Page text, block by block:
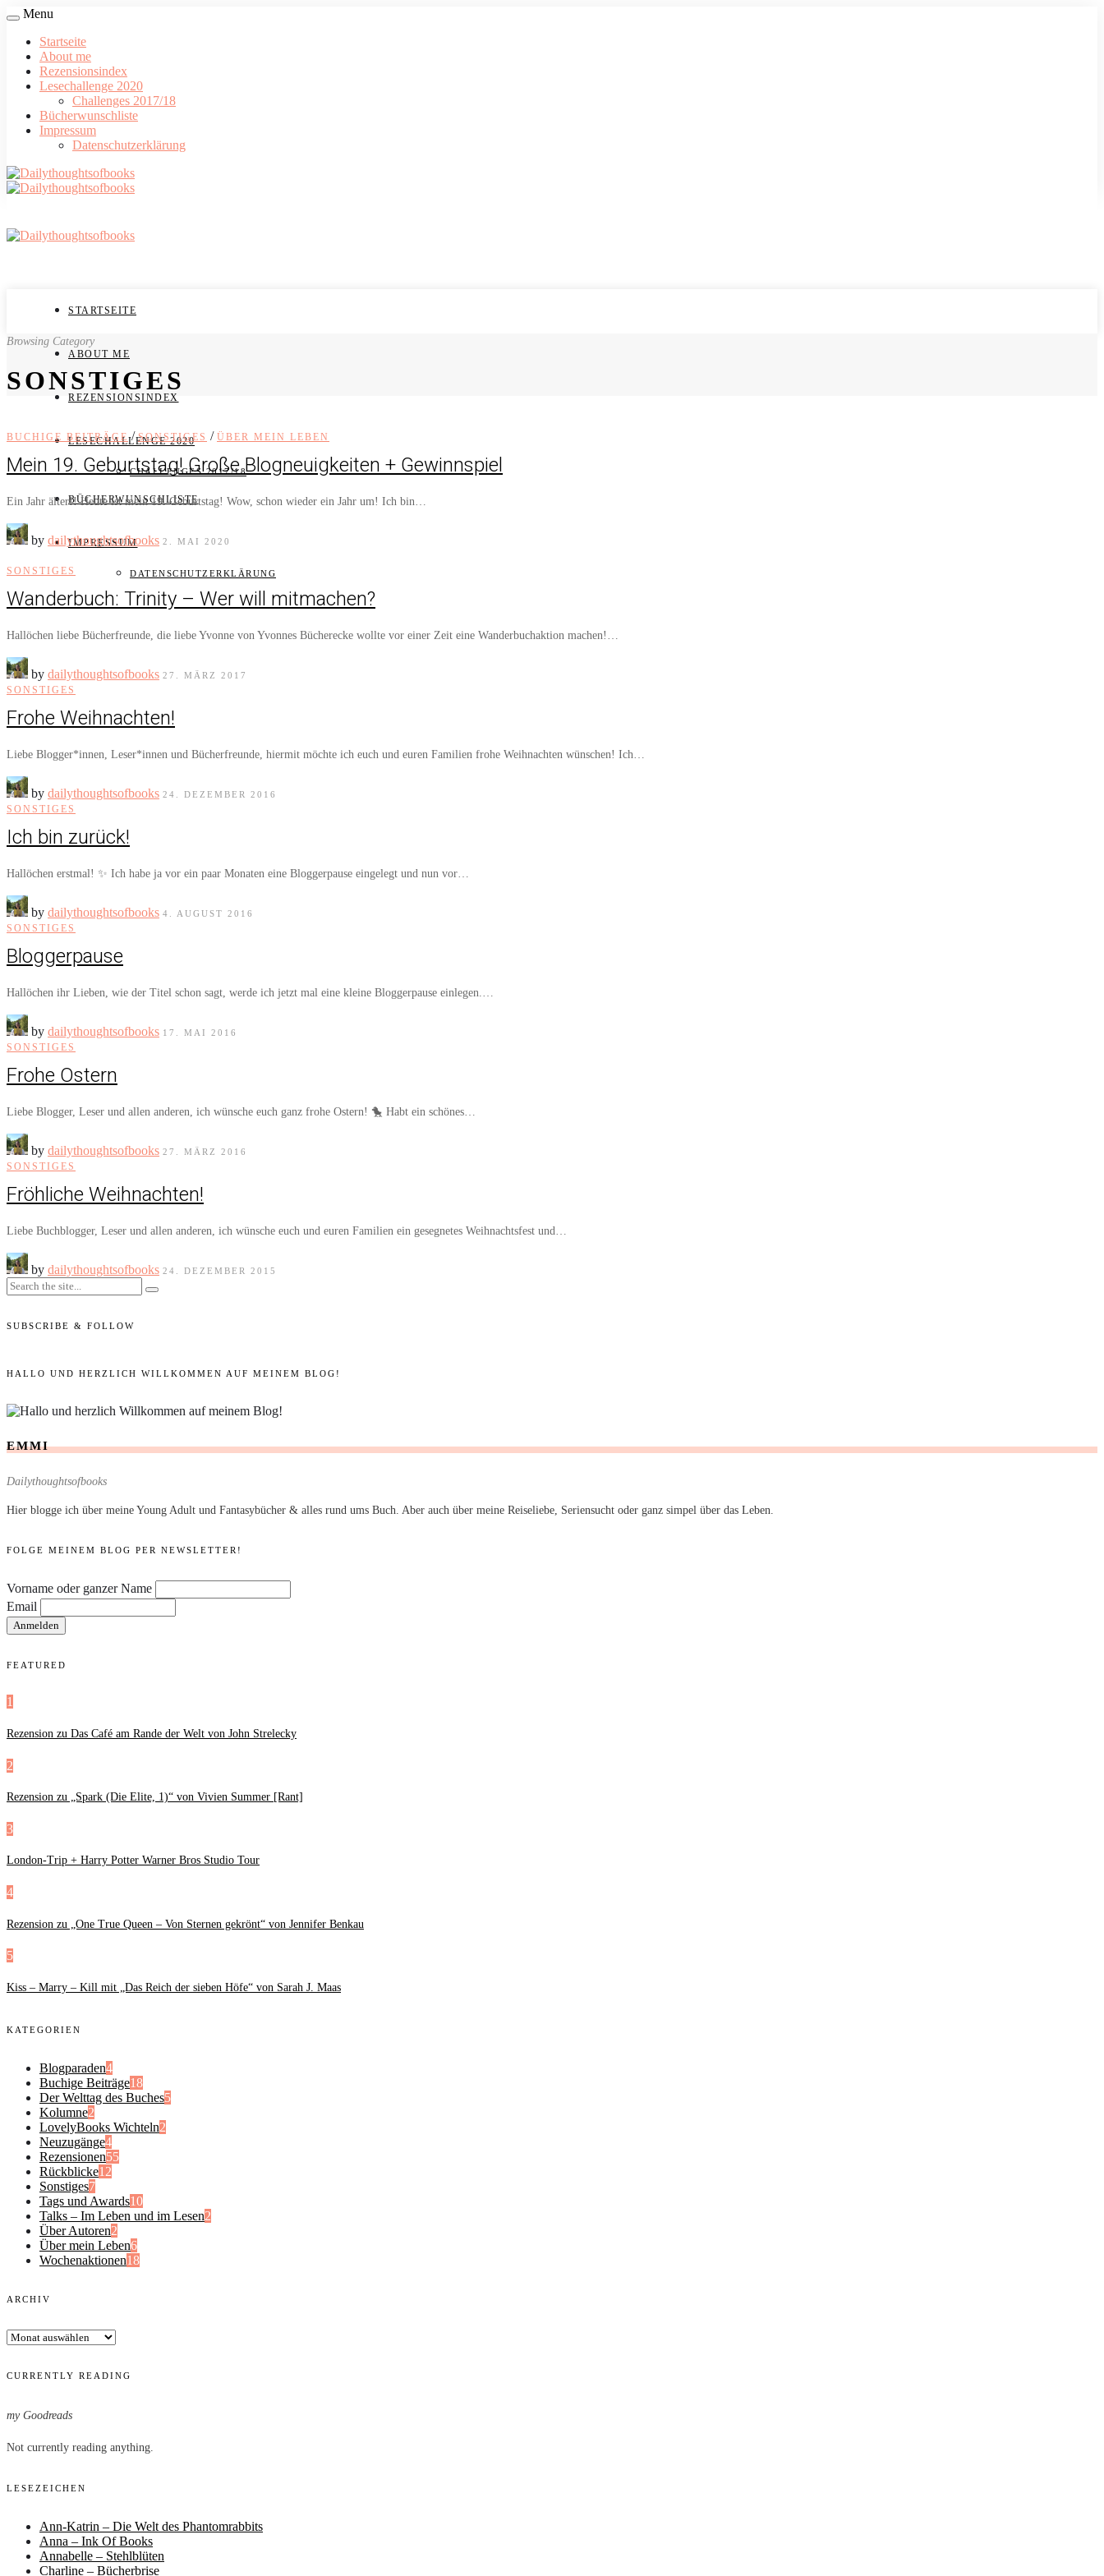
Menu
Startseite
About me
Rezensionsindex
Lesechallenge 2020
Challenges 2017/18
Bücherwunschliste
Impressum
Datenschutzerklärung
STARTSEITE
ABOUT ME
REZENSIONSINDEX
LESECHALLENGE 2020
CHALLENGES 2017/18
BÜCHERWUNSCHLISTE
IMPRESSUM
DATENSCHUTZERKLÄRUNG
Browsing Category
SONSTIGES
BUCHIGE BEITRÄGE / SONSTIGES / ÜBER MEIN LEBEN
Mein 19. Geburtstag! Große Blogneuigkeiten + Gewinnspiel
Ein Jahr älter!! Heute ist mein 19. Geburtstag! Wow, schon wieder ein Jahr um! Ich bin…
by dailythoughtsofbooks 2. MAI 2020
SONSTIGES
Wanderbuch: Trinity – Wer will mitmachen?
Hallöchen liebe Bücherfreunde, die liebe Yvonne von Yvonnes Bücherecke wollte vor einer Zeit eine Wanderbuchaktion machen!…
by dailythoughtsofbooks 27. MÄRZ 2017
SONSTIGES
Frohe Weihnachten!
Liebe Blogger*innen, Leser*innen und Bücherfreunde, hiermit möchte ich euch und euren Familien frohe Weihnachten wünschen! Ich…
by dailythoughtsofbooks 24. DEZEMBER 2016
SONSTIGES
Ich bin zurück!
Hallöchen erstmal! ✨ Ich habe ja vor ein paar Monaten eine Bloggerpause eingelegt und nun vor…
by dailythoughtsofbooks 4. AUGUST 2016
SONSTIGES
Bloggerpause
Hallöchen ihr Lieben, wie der Titel schon sagt, werde ich jetzt mal eine kleine Bloggerpause einlegen.…
by dailythoughtsofbooks 17. MAI 2016
SONSTIGES
Frohe Ostern
Liebe Blogger, Leser und allen anderen, ich wünsche euch ganz frohe Ostern! 🐤 Habt ein schönes…
by dailythoughtsofbooks 27. MÄRZ 2016
SONSTIGES
Fröhliche Weihnachten!
Liebe Buchblogger, Leser und allen anderen, ich wünsche euch und euren Familien ein gesegnetes Weihnachtsfest und…
by dailythoughtsofbooks 24. DEZEMBER 2015
SUBSCRIBE & FOLLOW
HALLO UND HERZLICH WILLKOMMEN AUF MEINEM BLOG!
EMMI
Dailythoughtsofbooks
Hier blogge ich über meine Young Adult und Fantasybücher & alles rund ums Buch. Aber auch über meine Reiseliebe, Seriensucht oder ganz simpel über das Leben.
FOLGE MEINEM BLOG PER NEWSLETTER!
Vorname oder ganzer Name
Email
FEATURED
1
Rezension zu Das Café am Rande der Welt von John Strelecky
2
Rezension zu „Spark (Die Elite, 1)“ von Vivien Summer [Rant]
3
London-Trip + Harry Potter Warner Bros Studio Tour
4
Rezension zu „One True Queen – Von Sternen gekrönt“ von Jennifer Benkau
5
Kiss – Marry – Kill mit „Das Reich der sieben Höfe“ von Sarah J. Maas
KATEGORIEN
Blogparaden4
Buchige Beiträge18
Der Welttag des Buches5
Kolumne2
LovelyBooks Wichteln2
Neuzugänge4
Rezensionen55
Rückblicke12
Sonstiges7
Tags und Awards10
Talks – Im Leben und im Lesen2
Über Autoren2
Über mein Leben6
Wochenaktionen18
ARCHIV
Archiv
CURRENTLY READING
my Goodreads
Not currently reading anything.
LESEZEICHEN
Ann-Katrin – Die Welt des Phantomrabbits
Anna – Ink Of Books
Annabelle – Stehlblüten
Charline – Bücherbrise